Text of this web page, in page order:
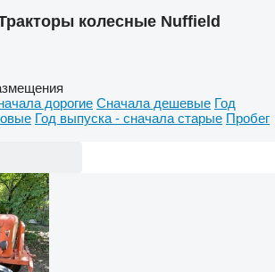
колесные Nuffield
дорогие Сначала дешевые Год
Год выпуска - сначала старые Пробег